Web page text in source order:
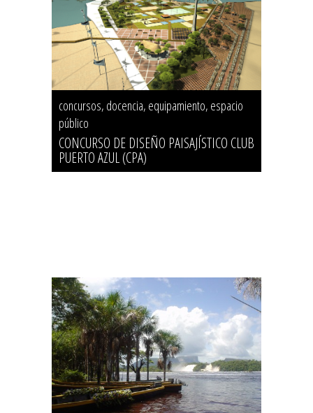
concursos, docencia, equipamiento, espacio
público
CONCURSO DE DISEÑO PAISAJÍSTICO CLUB
PUERTO AZUL (CPA)